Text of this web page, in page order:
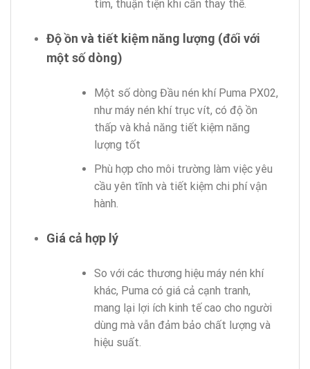
tìm, thuận tiện khi cần thay thế.
Độ ồn và tiết kiệm năng lượng (đối với
một số dòng)
Một số dòng Đầu nén khí Puma PX02,
như máy nén khí trục vít, có độ ồn
thấp và khả năng tiết kiệm năng
lượng tốt
Phù hợp cho môi trường làm việc yêu
cầu yên tĩnh và tiết kiệm chi phí vận
hành.
Giá cả hợp lý
So với các thương hiệu máy nén khí
khác, Puma có giá cả cạnh tranh,
mang lại lợi ích kinh tế cao cho người
dùng mà vẫn đảm bảo chất lượng và
hiệu suất.